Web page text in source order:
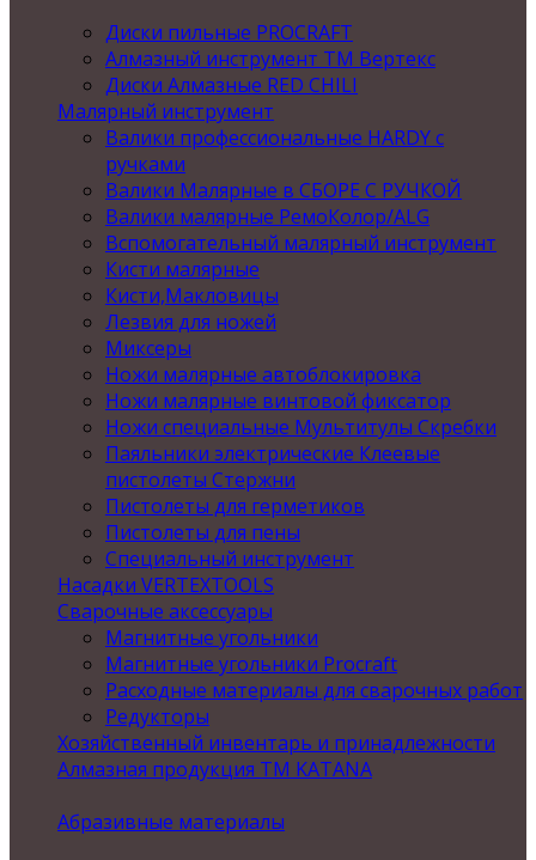
Диски пильные PROCRAFT
Алмазный инструмент ТМ Вертекс
Диски Алмазные RED CHILI
Малярный инструмент
Валики профессиональные HARDY с
ручками
Валики Малярные в СБОРЕ С РУЧКОЙ
Валики малярные РемоКолор/ALG
Вспомогательный малярный инструмент
Кисти малярные
Кисти,Макловицы
Лезвия для ножей
Миксеры
Ножи малярные автоблокировка
Ножи малярные винтовой фиксатор
Ножи специальные Мультитулы Скребки
Паяльники электрические Клеевые
пистолеты Стержни
Пистолеты для герметиков
Пистолеты для пены
Специальный инструмент
Насадки VERTEXTOOLS
Сварочные аксессуары
Магнитные угольники
Магнитные угольники Procraft
Расходные материалы для сварочных работ
Редукторы
Хозяйственный инвентарь и принадлежности
Алмазная продукция ТМ KATANA
Абразивные материалы